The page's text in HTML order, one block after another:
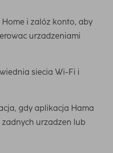
i zalóz konto, aby
urzadzeniami
siecia Wi-Fi i
gdy aplikacja Hama
zadnych urzadzen lub